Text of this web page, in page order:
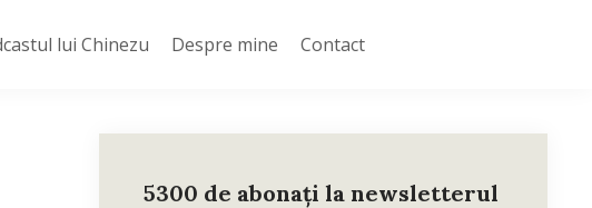
lui Chinezu Despre mine Contact
5300 de abonați la newsletterul